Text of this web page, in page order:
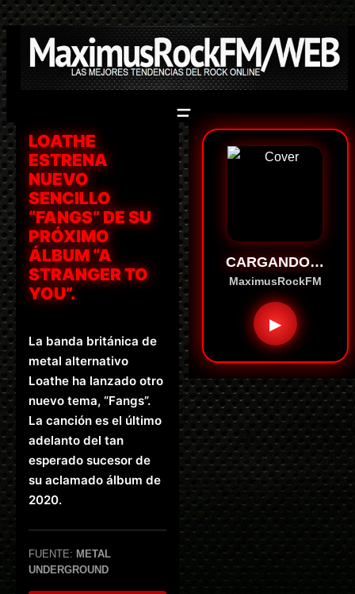
Saltar
contenido
LOATHE
ESTRENA
NUEVO
SENCILLO
“FANGS” DE SU
PRÓXIMO
ÁLBUM “A
STRANGER TO
YOU”.
La banda británica de
metal alternativo
Loathe ha lanzado otro
nuevo tema, “Fangs”.
La canción es el último
adelanto del tan
esperado sucesor de
su aclamado álbum de
2020.
FUENTE: METAL
UNDERGROUND
CARGANDO…
MaximusRockFM
▶